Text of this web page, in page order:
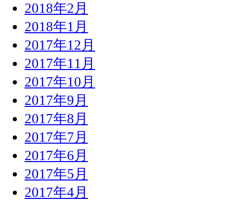
2018年2月
2018年1月
2017年12月
2017年11月
2017年10月
2017年9月
2017年8月
2017年7月
2017年6月
2017年5月
2017年4月